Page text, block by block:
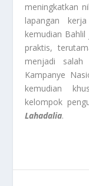
meningkatkan
lapangan
kemudian
praktis,
menjadi
Kampanye
kemudian
kelompok
Lahadalia.